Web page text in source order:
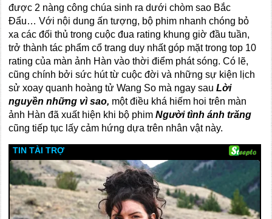
được 2 nàng công chúa sinh ra dưới chòm sao Bắc
Đẩu… Với nội dung ấn tượng, bộ phim nhanh chóng bỏ
xa các đối thủ trong cuộc đua rating khung giờ đầu tuần,
trở thành tác phẩm cổ trang duy nhất góp mặt trong top 10
rating của màn ảnh Hàn vào thời điểm phát sóng. Có lẽ,
cũng chính bởi sức hút từ cuộc đời và những sự kiện lịch
sử xoay quanh hoàng tử Wang So mà ngay sau Lời
nguyền những vì sao, một điều khá hiếm hoi trên màn
ảnh Hàn đã xuất hiện khi bộ phimNgười tình ánh trăng
cũng tiếp tục lấy cảm hứng dựa trên nhân vật này.